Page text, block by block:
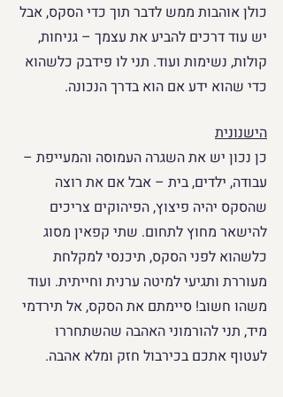
כולן אוהבות ממש לדבר תוך כדי הסקס, אבל
יש עוד דרכים להביע את עצמך – גניחות,
קולות, נשימות ועוד. תני לו פידבק כלשהוא
כדי שהוא ידע אם הוא בדרך הנכונה.
הישנונית
כן נכון יש את השגרה העמוסה והמעייפת –
עבודה, ילדים, בית – אבל אם את רוצה
שהסקס יהיה פיצוץ, הפיהוקים צריכים
להישאר מחוץ לתחום. שתי קפאין מסוג
כלשהוא לפני הסקס, תיכנסי למקלחת
מעוררת ותגיעי למיטה ערנית וחייתית. ועוד
משהו חשוב! סיימתם את הסקס, אל תירדמי
מיד, תני להורמוני האהבה שהשתחררו
לעטוף אתכם בכירבול חזק ומלא אהבה.